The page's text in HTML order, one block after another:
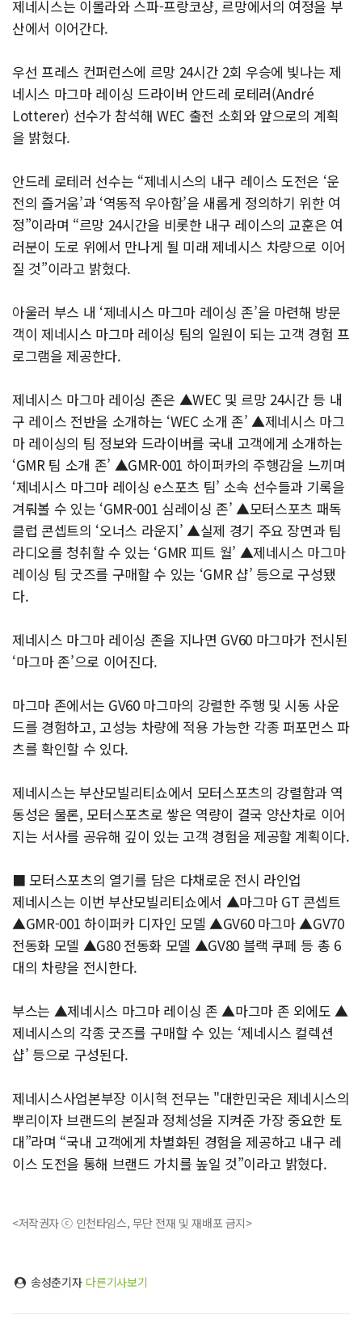
제네시스는 이몰라와 스파-프랑코샹, 르망에서의 여정을 부
산에서 이어간다.
우선 프레스 컨퍼런스에 르망 24시간 2회 우승에 빛나는 제
네시스 마그마 레이싱 드라이버 안드레 로테러(André
Lotterer) 선수가 참석해 WEC 출전 소회와 앞으로의 계획
을 밝혔다.
안드레 로테러 선수는 “제네시스의 내구 레이스 도전은 ‘운
전의 즐거움’과 ‘역동적 우아함’을 새롭게 정의하기 위한 여
정”이라며 “르망 24시간을 비롯한 내구 레이스의 교훈은 여
러분이 도로 위에서 만나게 될 미래 제네시스 차량으로 이어
질 것”이라고 밝혔다.
아울러 부스 내 ‘제네시스 마그마 레이싱 존’을 마련해 방문
객이 제네시스 마그마 레이싱 팀의 일원이 되는 고객 경험 프
로그램을 제공한다.
제네시스 마그마 레이싱 존은 ▲WEC 및 르망 24시간 등 내
구 레이스 전반을 소개하는 ‘WEC 소개 존’ ▲제네시스 마그
마 레이싱의 팀 정보와 드라이버를 국내 고객에게 소개하는
‘GMR 팀 소개 존’ ▲GMR-001 하이퍼카의 주행감을 느끼며
‘제네시스 마그마 레이싱 e스포츠 팀’ 소속 선수들과 기록을
겨뤄볼 수 있는 ‘GMR-001 심레이싱 존’ ▲모터스포츠 패독
클럽 콘셉트의 ‘오너스 라운지’ ▲실제 경기 주요 장면과 팀
라디오를 청취할 수 있는 ‘GMR 피트 월’ ▲제네시스 마그마
레이싱 팀 굿즈를 구매할 수 있는 ‘GMR 샵’ 등으로 구성됐
다.
제네시스 마그마 레이싱 존을 지나면 GV60 마그마가 전시된
‘마그마 존’으로 이어진다.
마그마 존에서는 GV60 마그마의 강렬한 주행 및 시동 사운
드를 경험하고, 고성능 차량에 적용 가능한 각종 퍼포먼스 파
츠를 확인할 수 있다.
제네시스는 부산모빌리티쇼에서 모터스포츠의 강렬함과 역
동성은 물론, 모터스포츠로 쌓은 역량이 결국 양산차로 이어
지는 서사를 공유해 깊이 있는 고객 경험을 제공할 계획이다.
■ 모터스포츠의 열기를 담은 다채로운 전시 라인업
제네시스는 이번 부산모빌리티쇼에서 ▲마그마 GT 콘셉트
▲GMR-001 하이퍼카 디자인 모델 ▲GV60 마그마 ▲GV70
전동화 모델 ▲G80 전동화 모델 ▲GV80 블랙 쿠페 등 총 6
대의 차량을 전시한다.
부스는 ▲제네시스 마그마 레이싱 존 ▲마그마 존 외에도 ▲
제네시스의 각종 굿즈를 구매할 수 있는 ‘제네시스 컬렉션
샵’ 등으로 구성된다.
제네시스사업본부장 이시혁 전무는 "대한민국은 제네시스의
뿌리이자 브랜드의 본질과 정체성을 지켜준 가장 중요한 토
대”라며 “국내 고객에게 차별화된 경험을 제공하고 내구 레
이스 도전을 통해 브랜드 가치를 높일 것”이라고 밝혔다.
<저작권자 ⓒ 인천타임스, 무단 전재 및 재배포 금지>
송성춘기자 다른기사보기